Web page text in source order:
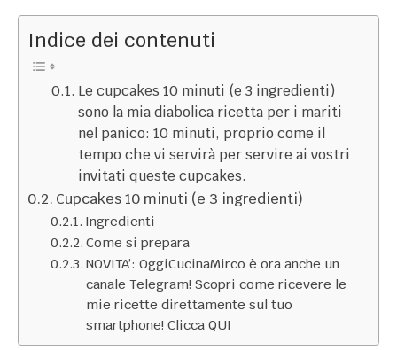
Indice dei contenuti
Le cupcakes 10 minuti (e 3 ingredienti)
sono la mia diabolica ricetta per i mariti
nel panico: 10 minuti, proprio come il
tempo che vi servirà per servire ai vostri
invitati queste cupcakes.
Cupcakes 10 minuti (e 3 ingredienti)
Ingredienti
Come si prepara
NOVITA’: OggiCucinaMirco è ora anche un
canale Telegram! Scopri come ricevere le
mie ricette direttamente sul tuo
smartphone! Clicca QUI